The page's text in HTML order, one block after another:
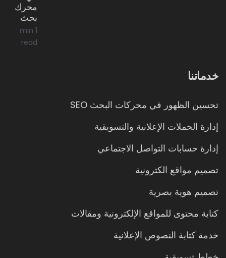
محرك
بحث
1 min
read
خدماتنا
تحسين الظهور في محركات البحث SEO
إدارة الحملات الإعلانية والتسويقية
إدارة حسابات التواصل الاجتماعي
تصميم مواقع الكترونية
تصميم هوية بصرية
كتابة محتوى للمواقع الإلكترونية ومقالات
خدمة كتابة النصوص الإعلانية